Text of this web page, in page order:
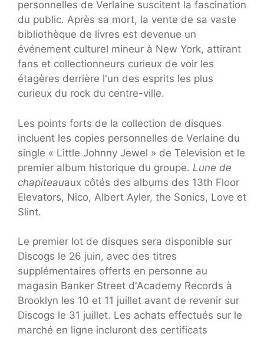
personnelles de Verlaine suscitent la fascination
du public. Après sa mort, la vente de sa vaste
bibliothèque de livres est devenue un
événement culturel mineur à New York, attirant
fans et collectionneurs curieux de voir les
étagères derrière l'un des esprits les plus
curieux du rock du centre-ville.
Les points forts de la collection de disques
incluent les copies personnelles de Verlaine du
single « Little Johnny Jewel » de Television et le
premier album historique du groupe. Lune de
chapiteauaux côtés des albums des 13th Floor
Elevators, Nico, Albert Ayler, the Sonics, Love et
Slint.
Le premier lot de disques sera disponible sur
Discogs le 26 juin, avec des titres
supplémentaires offerts en personne au
magasin Banker Street d'Academy Records à
Brooklyn les 10 et 11 juillet avant de revenir sur
Discogs le 31 juillet. Les achats effectués sur le
marché en ligne incluront des certificats